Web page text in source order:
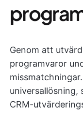
Genom att
programvaror
universallösning,
CRM-